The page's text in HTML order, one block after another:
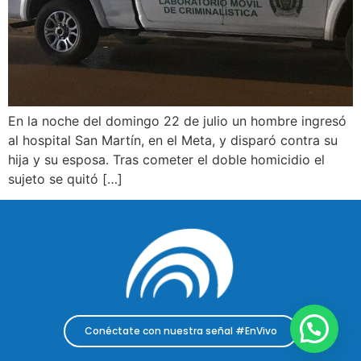
En la noche del domingo 22 de julio un hombre ingresó
al hospital San Martín, en el Meta, y disparó contra su
hija y su esposa. Tras cometer el doble homicidio el
sujeto se quitó […]
Conéctate con nuestra señal #EnVivo